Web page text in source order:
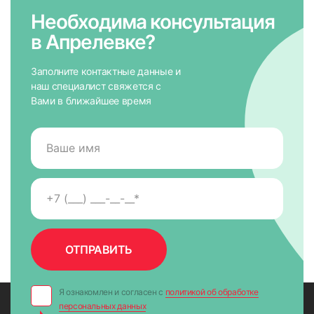
7. На направляющих снять защитную пленку для скотча,
приложить к окну и крепко прижать по всей высоте на 5-
10 сек. для максимально надежного крепления.
Необходима консультация
в Апрелевке?
Заполните контактные данные и
наш специалист свяжется с
Вами в ближайшее время
Я ознакомлен и согласен с политикой об обработке
персональных данных